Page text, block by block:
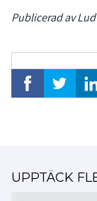
Publicerad av
UPPTÄCK